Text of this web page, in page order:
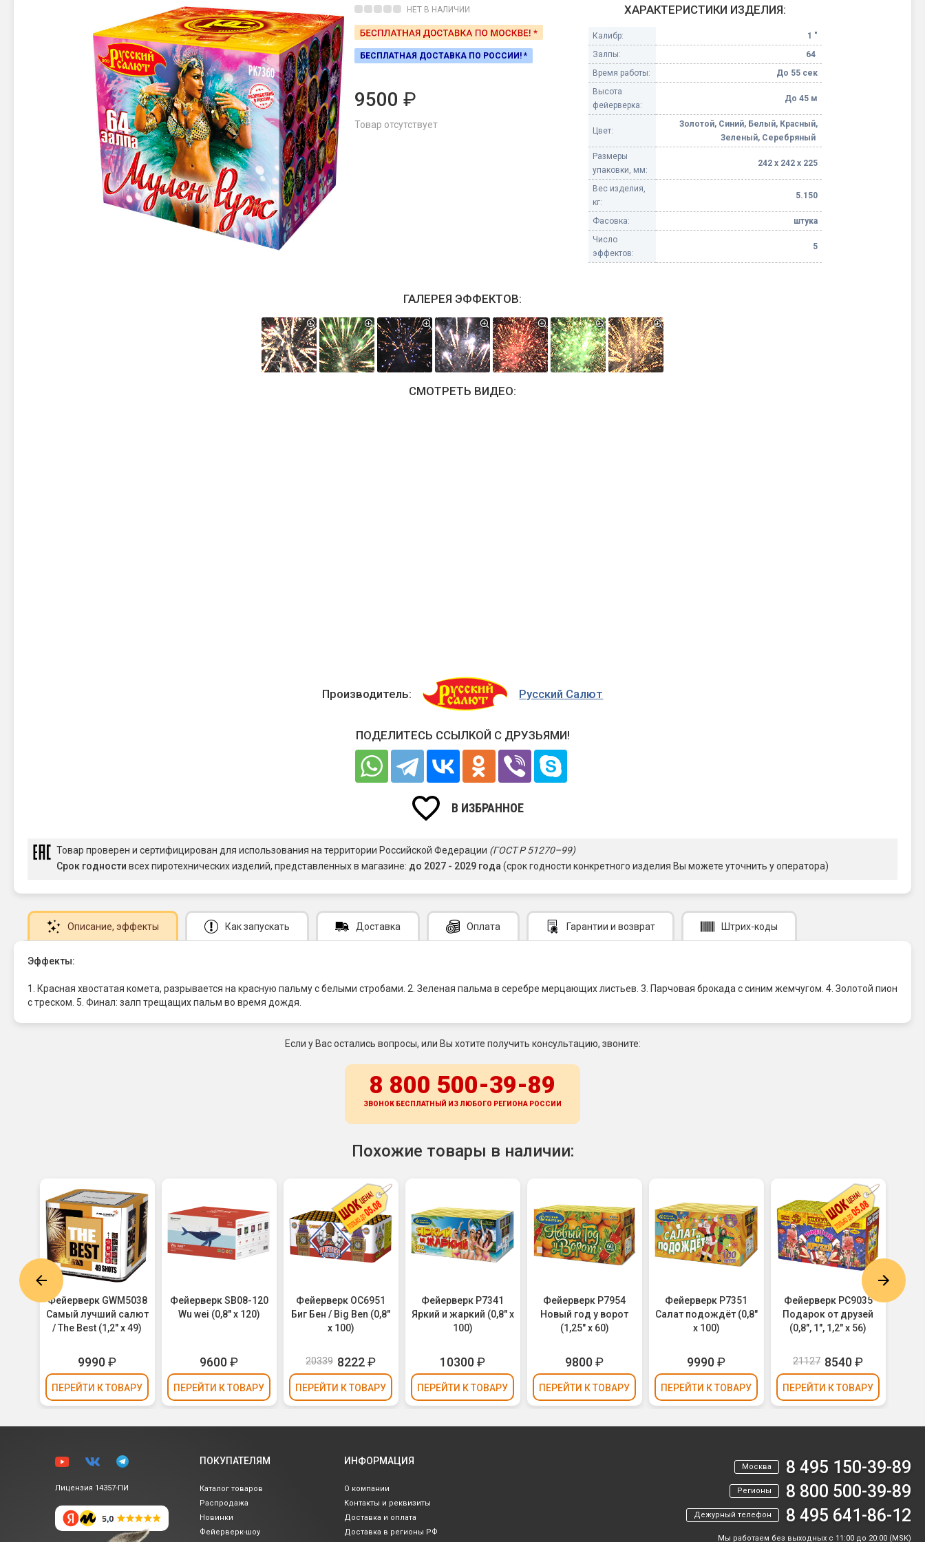
Новинки 2025/26
Фейерверки на свадьбу
Фейерверк-шоу
Батареи салютов
Цветной дым
Батареи салютов
Маленькие фейерверки
Средние фейерверки
Петарды
Терочные
Фитильные
Лимонки, гранаты
Корсары
Летающие и наземные
Бабочки, пчелы
Жуки
Циркоблицы
Цветной дым и огонь
Бенгальские огни
Бенгальские огни малые
Бенгальские огни большие
Фонтаны в торт (холодные)
Фонтаны сценические (холодные)
Фестивальные шары
Небесные фонарики
Оборудование для
Елочные гирлянды
НЕТ В НАЛИЧИИ
БЕСПЛАТНАЯ ДОСТАВКА ПО РОССИИ! *
9500 ₽
Товар отсутствует
ХАРАКТЕРИСТИКИ ИЗДЕЛИЯ:
Калибр:
1 "
Залпы:
64
Время работы:
До 55 сек
Высота
фейерверка:
До 45 м
Цвет:
Золотой, Синий, Белый, Красный,
Зеленый, Серебряный
Размеры
упаковки, мм:
242 х 242 х 225
Вес изделия,
кг:
5.150
Фасовка:
штука
Число
эффектов:
5
ГАЛЕРЕЯ ЭФФЕКТОВ:
СМОТРЕТЬ ВИДЕО:
Производитель: Русский Салют
ПОДЕЛИТЕСЬ ССЫЛКОЙ С ДРУЗЬЯМИ!
В ИЗБРАННОЕ
Товар проверен и сертифицирован для использования на территории Российской Федерации (ГОСТ Р 51270–99)
Срок годности всех пиротехнических изделий, представленных в магазине: до 2027 - 2029 года (срок годности конкретного изделия Вы можете уточнить у оператора)
Описание, эффекты Как запускать Доставка Оплата Гарантии и возврат Штрих-коды
Эффекты:
1. Красная хвостатая комета, разрывается на красную пальму с белыми стробами. 2. Зеленая пальма в серебре мерцающих листьев. 3. Парчовая брокада с синим жемчугом. 4. Золотой пион
с треском. 5. Финал: залп трещащих пальм во время дождя.
Если у Вас остались вопросы, или Вы хотите получить консультацию, звоните:
8 800 500-39-89
ЗВОНОК БЕСПЛАТНЫЙ ИЗ ЛЮБОГО РЕГИОНА РОССИИ
Похожие товары в наличии:
Фейерверк GWM5038
Самый лучший салют
/ The Best (1,2" х 49)
9990₽
ПЕРЕЙТИ К ТОВАРУ
Фейерверк SB08-120
Wu wei (0,8" х 120)
9600₽
ПЕРЕЙТИ К ТОВАРУ
Фейерверк ОС6951
Биг Бен / Big Ben (0,8"
х 100)
20339 8222₽
ПЕРЕЙТИ К ТОВАРУ
Фейерверк Р7341
Яркий и жаркий (0,8" х
100)
10300₽
ПЕРЕЙТИ К ТОВАРУ
Фейерверк Р7954
Новый год у ворот
(1,25" х 60)
9800₽
ПЕРЕЙТИ К ТОВАРУ
Фейерверк Р7351
Салат подождёт (0,8"
х 100)
9990₽
ПЕРЕЙТИ К ТОВАРУ
Фейерверк РС9035
Подарок от друзей
(0,8", 1", 1,2" х 56)
21127 8540₽
ПЕРЕЙТИ К ТОВАРУ
Лицензия 14357-ПИ
ПОКУПАТЕЛЯМ
Каталог товаров
Распродажа
Новинки
Фейерверк-шоу
ИНФОРМАЦИЯ
О компании
Контакты и реквизиты
Доставка и оплата
Доставка в регионы РФ
Москва 8 495 150-39-89
Регионы 8 800 500-39-89
Дежурный телефон 8 495 641-86-12
Мы работаем без выходных с 11:00 до 20:00 (MSK)